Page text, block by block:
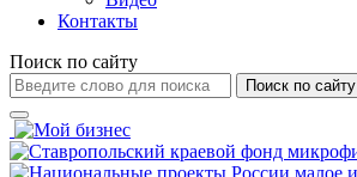
Контакты
Поиск по сайту
Поиск по сайту